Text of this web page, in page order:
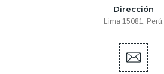
Dirección
Lima 15081, Perú.